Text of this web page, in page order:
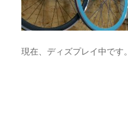
現在、ディズプレイ中です。